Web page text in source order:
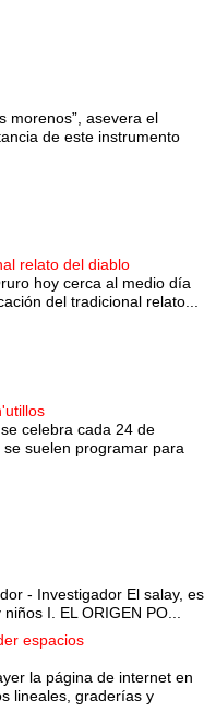
morenos”, asevera el
de este instrumento
relato del diablo
hoy cerca al medio día
del tradicional relato...
celebra cada 24 de
suelen programar para
- Investigador El salay, es
I. EL ORIGEN PO...
espacios
la página de internet en
lineales, graderías y